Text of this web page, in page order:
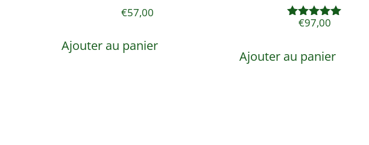
€57,00
Ajouter au panier
Note
€97,00
Ajouter au panier